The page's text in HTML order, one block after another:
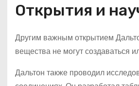
Открытия и
Другим важным открытием
вещества не могут создаваться
Дальтон также проводил